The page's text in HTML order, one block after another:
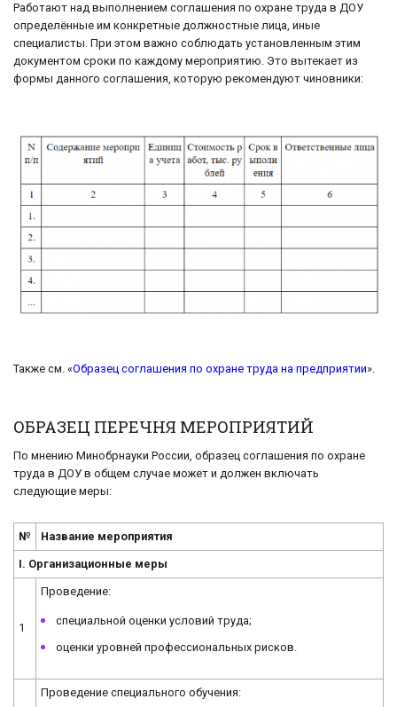
Работают над выполнением соглашения по охране труда в ДОУ
определённые им конкретные должностные лица, иные
специалисты. При этом важно соблюдать установленным этим
документом сроки по каждому мероприятию. Это вытекает из
формы данного соглашения, которую рекомендуют чиновники:
Также см. «Образец соглашения по охране труда на предприятии».
ОБРАЗЕЦ ПЕРЕЧНЯ МЕРОПРИЯТИЙ
По мнению Минобрнауки России, образец соглашения по охране
труда в ДОУ в общем случае может и должен включать
следующие меры:
№ Название мероприятия
I. Организационные меры
1
Проведение:
специальной оценки условий труда;
оценки уровней профессиональных рисков.
Проведение специального обучения: